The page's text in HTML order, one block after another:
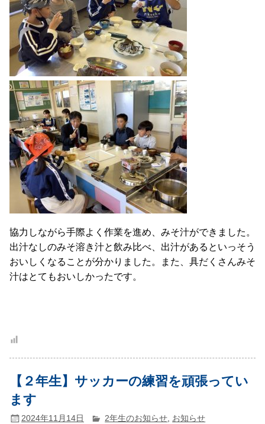
協力しながら手際よく作業を進め、みそ汁ができました。
出汁なしのみそ溶き汁と飲み比べ、出汁があるといっそう
おいしくなることが分かりました。また、具だくさんみそ
汁はとてもおいしかったです。
【２年生】サッカーの練習を頑張ってい
ます
2024年11月14日 2年生のお知らせ, お知らせ